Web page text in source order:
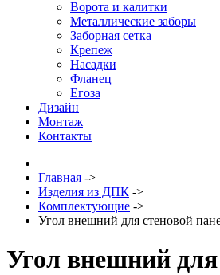
Ворота и калитки
Металлические заборы
Заборная сетка
Крепеж
Насадки
Фланец
Егоза
Дизайн
Монтаж
Контакты
Главная ->
Изделия из ДПК ->
Комплектующие ->
Угол внешний для стеновой
Угол внешний для